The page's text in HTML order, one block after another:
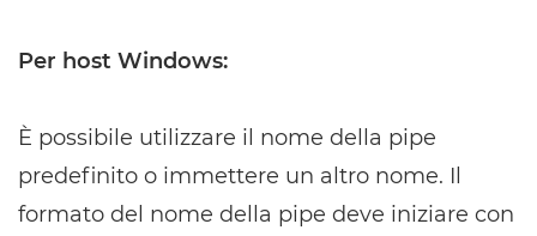
Per host Windows:
È possibile utilizzare il nome della pipe
predefinito o immettere un altro nome. Il
formato del nome della pipe deve iniziare con